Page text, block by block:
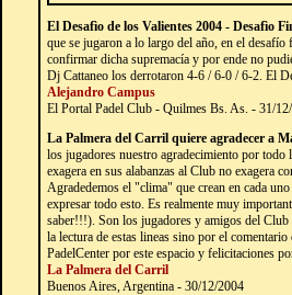
El Desafìo de los Valientes 2004 - Desafìo
que se jugaron a lo largo del año, en el
confirmar dicha supremacía y por ende no
Dj Cattaneo los derrotaron 4-6 / 6-0 / 6-2. El
Alejandro Campus
El Portal Padel Club - Quilmes Bs. As. - 31/
La Palmera del Carril quiere agradecer a
los jugadores nuestro agradecimiento por
exagera en sus alabanzas al Club no exagera
Agradedemos el "clima" que crean en cada
expresar todo esto. Es realmente muy
saber!!!). Son los jugadores y amigos del
la lectura de estas lineas sino por el
PadelCenter por este espacio y felicitaciones
La Palmera del Carril
Buenos Aires, Argentina - 30/12/2004